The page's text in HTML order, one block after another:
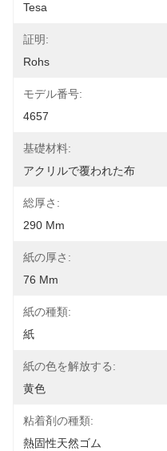
Tesa
証明:
Rohs
モデル番号:
4657
基礎材料:
アクリルで覆われた布
総厚さ:
290 Μm
紙の厚さ:
76 Μm
紙の種類:
紙
紙の色を解放する:
黄色
粘着剤の種類:
熱固性天然ゴム